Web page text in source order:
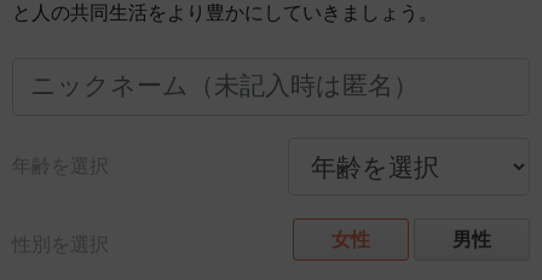
と人の共同生活をより豊かにしていきましょう。
年齢を選択
性別を選択 女性 男性